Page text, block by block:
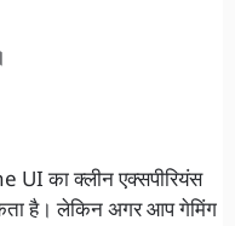
का क्लीन एक्सपीरियंस
है। लेकिन अगर आप गेमिंग